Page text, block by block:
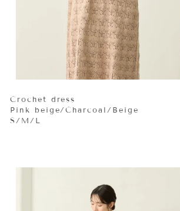
Crochet dress
Pink beige/Charcoal/Beige
S/M/L